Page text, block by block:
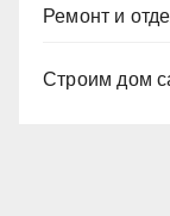
Ремонт и
Строим дом